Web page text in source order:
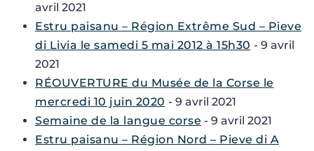
avril 2021
Estru paisanu – Région Extrême Sud – Pieve
di Livia le samedi 5 mai 2012 à 15h30 - 9 avril
2021
RÉOUVERTURE du Musée de la Corse le
mercredi 10 juin 2020 - 9 avril 2021
Semaine de la langue corse - 9 avril 2021
Estru paisanu – Région Nord – Pieve di A